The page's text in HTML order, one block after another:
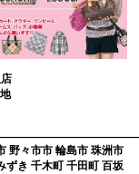
野々市市 輪島市 珠洲市
ずき 千木町 千田町 百坂